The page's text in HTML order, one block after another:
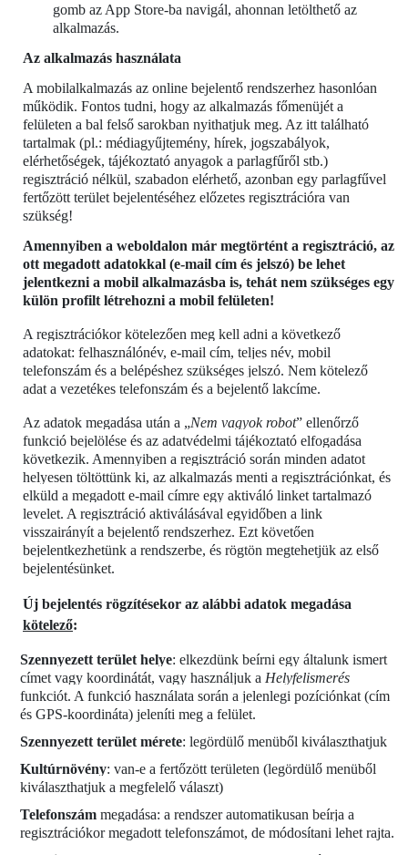
gomb az App Store-ba navigál, ahonnan letölthető az
alkalmazás.
Az alkalmazás használata
A mobilalkalmazás az online bejelentő rendszerhez hasonlóan
működik. Fontos tudni, hogy az alkalmazás főmenüjét a
felületen a bal felső sarokban nyithatjuk meg. Az itt található
tartalmak (pl.: médiagyűjtemény, hírek, jogszabályok,
elérhetőségek, tájékoztató anyagok a parlagfűről stb.)
regisztráció nélkül, szabadon elérhető, azonban egy parlagfűvel
fertőzött terület bejelentéséhez előzetes regisztrációra van
szükség!
Amennyiben a weboldalon már megtörtént a regisztráció, az
ott megadott adatokkal (e-mail cím és jelszó) be lehet
jelentkezni a mobil alkalmazásba is, tehát nem szükséges egy
külön profilt létrehozni a mobil felületen!
A regisztrációkor kötelezően meg kell adni a következő
adatokat: felhasználónév, e-mail cím, teljes név, mobil
telefonszám és a belépéshez szükséges jelszó. Nem kötelező
adat a vezetékes telefonszám és a bejelentő lakcíme.
Az adatok megadása után a „Nem vagyok robot” ellenőrző
funkció bejelölése és az adatvédelmi tájékoztató elfogadása
következik. Amennyiben a regisztráció során minden adatot
helyesen töltöttünk ki, az alkalmazás menti a regisztrációnkat, és
elküld a megadott e-mail címre egy aktiváló linket tartalmazó
levelet. A regisztráció aktiválásával egyidőben a link
visszairányít a bejelentő rendszerhez. Ezt követően
bejelentkezhetünk a rendszerbe, és rögtön megtehetjük az első
bejelentésünket.
Új bejelentés rögzítésekor az alábbi adatok megadása
kötelező:
Szennyezett terület helye: elkezdünk beírni egy általunk ismert
címet vagy koordinátát, vagy használjuk a Helyfelismerés
funkciót. A funkció használata során a jelenlegi pozíciónkat (cím
és GPS-koordináta) jeleníti meg a felület.
Szennyezett terület mérete: legördülő menüből kiválaszthatjuk
Kultúrnövény: van-e a fertőzött területen (legördülő menüből
kiválaszthatjuk a megfelelő választ)
Telefonszám megadása: a rendszer automatikusan beírja a
regisztrációkor megadott telefonszámot, de módosítani lehet rajta.